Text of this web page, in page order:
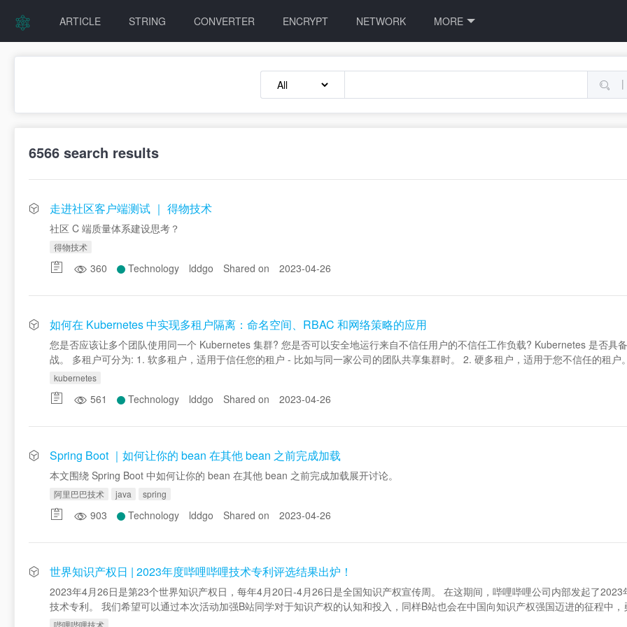
ARTICLE STRING CONVERTER ENCRYPT NETWORK MORE
|
6566 search results
走进社区客户端测试 ｜ 得物技术
社区 C 端质量体系建设思考？
得物技术
360 Technology lddgo Shared on 2023-04-26
如何在 Kubernetes 中实现多租户隔离：命名空间、RBAC 和网络策略的应用
您是否应该让多个团队使用同一个 Kubernetes 集群? 您是否可以安全地运行来自不信任用户的不信任工作负载? Kubernetes 是否具
战。 多租户可分为: 1. 软多租户，适用于信任您的租户 - 比如与同一家公司的团队共享集群时。 2. 硬多租户，适用于您不信任的租户
kubernetes
561 Technology lddgo Shared on 2023-04-26
Spring Boot ｜如何让你的 bean 在其他 bean 之前完成加载
本文围绕 Spring Boot 中如何让你的 bean 在其他 bean 之前完成加载展开讨论。
阿里巴巴技术 java spring
903 Technology lddgo Shared on 2023-04-26
世界知识产权日 | 2023年度哔哩哔哩技术专利评选结果出炉！
2023年4月26日是第23个世界知识产权日，每年4月20日-4月26日是全国知识产权宣传周。 在这期间，哔哩哔哩公司内部发起了
技术专利。 我们希望可以通过本次活动加强B站同学对于知识产权的认知和投入，同样B站也会在中国向知识产权强国迈进的征程中，
哔哩哔哩技术